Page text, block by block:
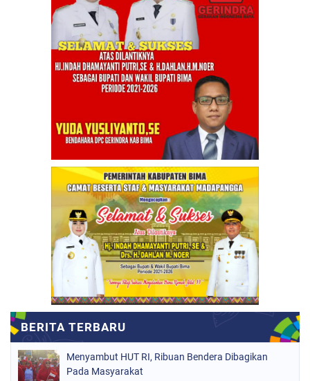
Menyambut HUT RI, Ribuan Bendera Dibagikan
Pada Masyarakat